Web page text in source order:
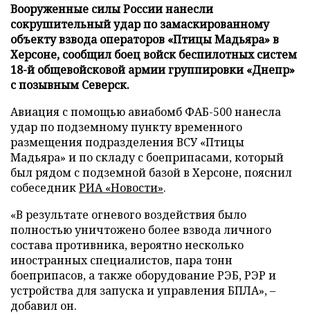
Вооруженные силы России нанесли
сокрушительный удар по замаскированному
объекту взвода операторов «Птицы Мадьяра» в
Херсоне, сообщил боец войск беспилотных систем
18-й общевойсковой армии группировки «Днепр»
с позывным Северск.
Авиация с помощью авиабомб ФАБ-500 нанесла
удар по подземному пункту временного
размещения подразделения ВСУ «Птицы
Мадьяра» и по складу с боеприпасами, который
был рядом с подземной базой в Херсоне, пояснил
собеседникРИА «Новости».
«В результате огневого воздействия было
полностью уничтожено более взвода личного
состава противника, вероятно несколько
иностранных специалистов, пара тонн
боеприпасов, а также оборудование РЭБ, РЭР и
устройства для запуска и управления БПЛА», –
добавил он.